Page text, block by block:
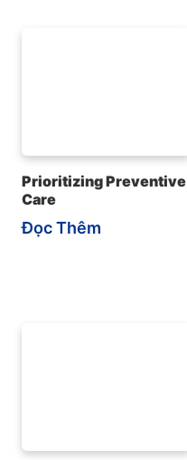
Prioritizing Preventive
Care
Đọc Thêm